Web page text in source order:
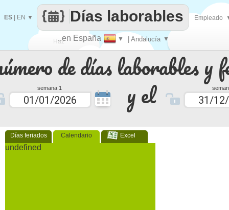
de días laborables y
semana 1 y el
Días feriados Calendario Excel
undefined
Haz
que
..en España ▼ | Andalucía ▼
Días laborables
ES EN ▼ Empleado